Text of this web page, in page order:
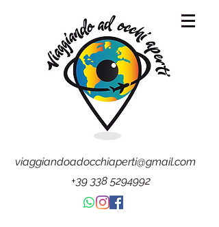
viaggiandoadocchiaperti@gmail.com
+39 338 5294992